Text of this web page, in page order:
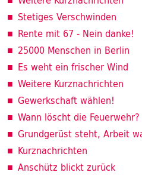
Stetiges Verschwinden
Rente mit 67 - Nein danke!
25000 Menschen in Berlin
Es weht ein frischer Wind
Weitere Kurznachrichten
Gewerkschaft wählen!
Wann löscht die Feuerwehr?
Grundgerüst steht, Arbeit
Kurznachrichten
Anschütz blickt zurück